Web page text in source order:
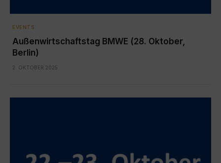
EVENTS
Außenwirtschaftstag BMWE (28. Oktober,
Berlin)
2. OKTOBER 2025